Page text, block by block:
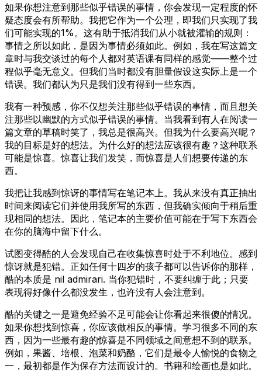
如果你想注意到那些似乎错误的事情，你会发现一定程度的怀
疑态度会有所帮助。我把它作为一个公理，即我们只实现了我
们可能实现的1%。这有助于抵消我们从小就被灌输的规则：
事情之所以如此，是因为事情必须如此。例如，我在写这篇文
章时与我交谈过的每个人都对英语课有同样的感觉——整个过
程似乎毫无意义。但我们当时都没有胆量假设这实际上是一个
错误。我们都认为只是我们没有得到一些东西。
我有一种预感，你不仅想关注那些似乎错误的事情，而且想关
注那些以幽默的方式似乎错误的事情。当我看到有人在阅读一
篇文章的草稿时笑了，我总是很高兴。但我为什么要高兴呢？
我的目标是好的想法。为什么好的想法应该很有趣？这种联系
可能是惊喜。惊喜让我们发笑，而惊喜是人们想要传递的东
西。
我把让我感到惊讶的事情写在笔记本上。我从来没有真正抽出
时间来阅读它们并使用我所写的东西，但我确实倾向于稍后重
现相同的想法。因此，笔记本的主要价值可能在于写下东西会
在你的脑海中留下什么。
试图变得酷的人会发现自己在收集惊喜时处于不利地位。感到
惊讶就是犯错。正如任何十四岁的孩子都可以告诉你的那样，
酷的本质是 nil admirari. 当你犯错时，不要纠缠于此；只要
表现得好像什么都没发生，也许没有人会注意到。
酷的关键之一是避免经验不足可能会让你看起来很傻的情况。
如果你想找到惊喜，你应该做相反的事情。学习很多不同的东
西，因为一些最有趣的惊喜是不同领域之间意想不到的联系。
例如，果酱、培根、泡菜和奶酪，它们是最令人愉悦的食物之
一，最初都是作为保存方法而设计的。书籍和绘画也是如此。